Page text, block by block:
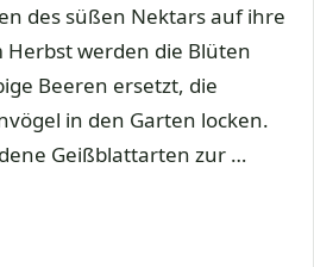
des süßen Nektars auf ihre
werden die Blüten
Beeren ersetzt, die
in den Garten locken.
Geißblattarten zur …